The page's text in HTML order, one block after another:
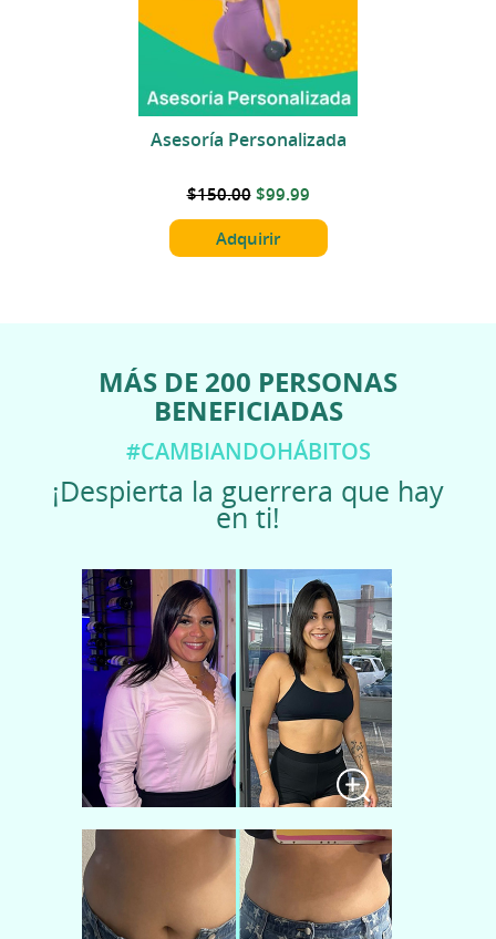
Asesoría Personalizada
$150.00 $99.99
Adquirir
MÁS DE 200 PERSONAS
BENEFICIADAS
#CAMBIANDOHÁBITOS
¡Despierta la guerrera que hay
en ti!